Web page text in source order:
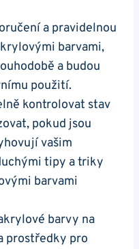
a⁢ pravidelnou
barvami,
a budou
použití.
kontrolovat stav
pokud jsou
vašim
tipy a triky
barvami